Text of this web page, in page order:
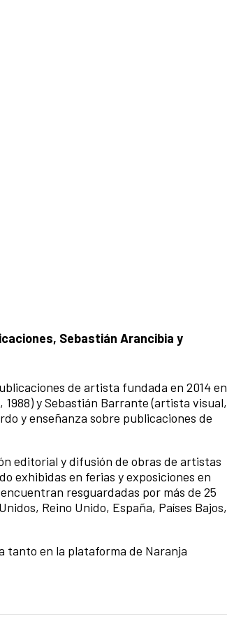
Sebastián Arancibia y
de artista fundada en 2014 en
y Sebastián Barrante (artista visual,
y enseñanza sobre publicaciones de
editorial y difusión de obras de artistas
exhibidas en ferias y exposiciones en
resguardadas por más de 25
Reino Unido, España, Países Bajos,
tanto en la plataforma de Naranja